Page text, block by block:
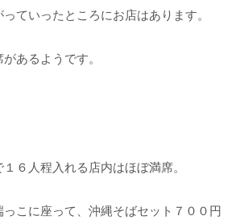
ていったところにお店はあります。
あるようです。
６人程入れる店内はほぼ満席。
こに座って、沖縄そばセット７００円